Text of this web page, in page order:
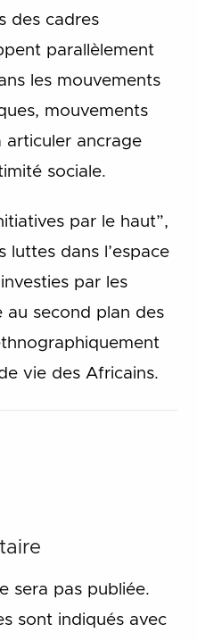
des cadres
parallèlement
les mouvements
mouvements
articuler ancrage
sociale.
par le haut”,
luttes dans l’espace
par les
au second plan des
vie des Africains.
sera pas publiée.
sont indiqués avec